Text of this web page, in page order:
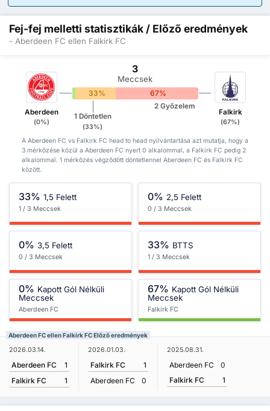
Fej-fej melletti statisztikák / Előző eredmények
- Aberdeen FC ellen Falkirk FC
Aberdeen
(0%)
3
Meccsek
33% 67%
1 Döntetlen
(33%)
2 Győzelem
Falkirk
(67%)
A Aberdeen FC vs Falkirk FC head to head nyilvántartása azt mutatja, hogy a
3 mérkőzése közül a Aberdeen FC nyert 0 alkalommal, a Falkirk FC pedig 2
alkalommal. 1 mérkőzés végződött döntetlennel Aberdeen FC és Falkirk FC
között.
33% 1,5 Felett
1 / 3 Meccsek
0% 2,5 Felett
0 / 3 Meccsek
0% 3,5 Felett
0 / 3 Meccsek
33% BTTS
1 / 3 Meccsek
0% Kapott Gól Nélküli
Meccsek
Aberdeen FC
67% Kapott Gól Nélküli
Meccsek
Falkirk FC
Aberdeen FC ellen Falkirk FC Előző eredmények
2026.03.14.
Aberdeen FC
1
Falkirk FC
1
2026.01.03.
Falkirk FC
1
Aberdeen FC
0
2025.08.31.
Aberdeen FC
0
Falkirk FC
1